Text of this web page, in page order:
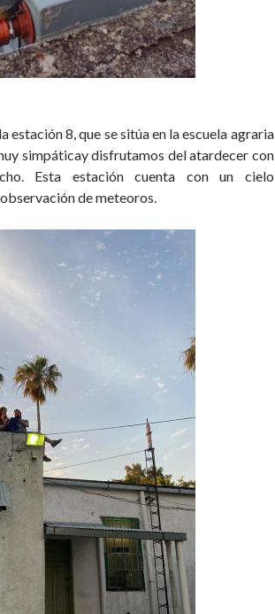
estación 8, que se sitúa en la escuela agraria
simpáticay disfrutamos del atardecer con
Esta estación cuenta con un cielo
de meteoros.